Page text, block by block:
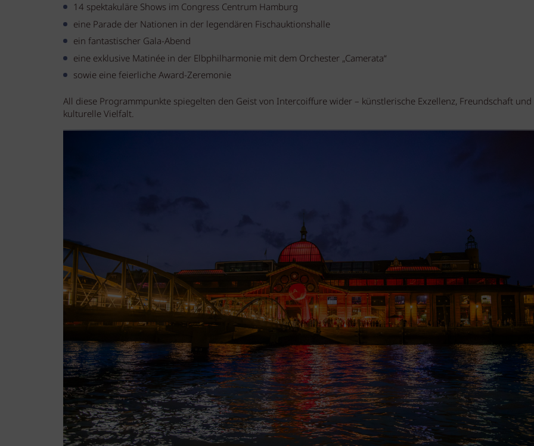
14 spektakuläre Shows im Congress Centrum Hamburg
eine Parade der Nationen in der legendären Fischauktionshalle
ein fantastischer Gala-Abend
eine exklusive Matinée in der Elbphilharmonie mit dem Orchester „Camerata“
sowie eine feierliche Award-Zeremonie
All diese Programmpunkte spiegelten den Geist von Intercoiffure wider – künstlerische Exzellenz, Freundschaft und
kulturelle Vielfalt.